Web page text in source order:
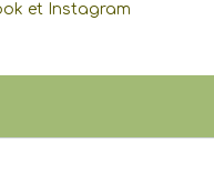
et Instagram